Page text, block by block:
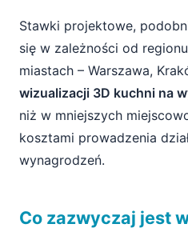
Stawki projektowe,
się w zależności od
miastach – Warszawa,
wizualizacji 3D kuchni na
niż w mniejszych
kosztami prowadzenia
wynagrodzeń.
Co zazwyczaj jest